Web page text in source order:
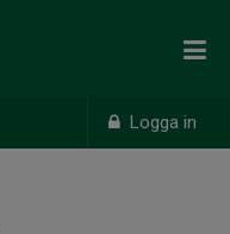
Logga in